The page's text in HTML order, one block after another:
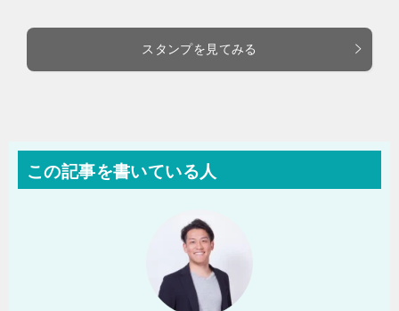
スタンプを見てみる
この記事を書いている人